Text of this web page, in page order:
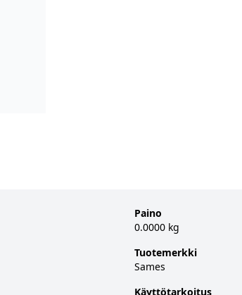
Paino
0.0000 kg
Tuotemerkki
Sames
Käyttötarkoitus